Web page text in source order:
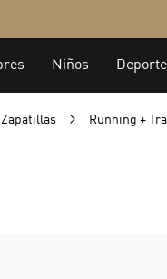
Zapatillas Running +